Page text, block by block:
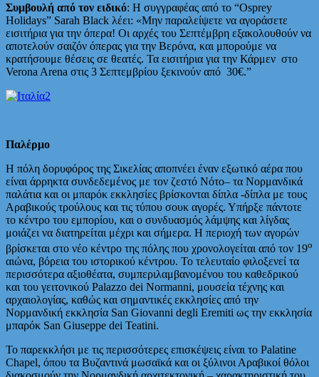
Συμβουλή από τον ειδικό: Η συγγραφέας από το “Osprey
Holidays” Sarah Black λέει: «Μην παραλείψετε να αγοράσετε
εισιτήρια για την όπερα! Οι αρχές του Σεπτέμβρη εξακολουθούν να
αποτελούν σαιζόν όπερας για την Βερόνα, και μπορούμε να
κρατήσουμε θέσεις σε θεατές. Τα εισιτήρια για την Κάρμεν στο
Verona Arena στις 3 Σεπτεμβρίου ξεκινούν από 30€.”
Παλέρμο
Η πόλη δορυφόρος της Σικελίας αποπνέει έναν εξωτικό αέρα που
είναι άρρηκτα συνδεδεμένος με τον ζεστό Νότο– τα Νορμανδικά
παλάτια και οι μπαρόκ εκκλησίες βρίσκονται δίπλα -δίπλα με τους
Αραβικούς τρούλους και τις τύπου σουκ αγορές. Υπήρξε πάντοτε
το κέντρο του εμπορίου, και ο συνδυασμός λάμψης και λίγδας
μοιάζει να διατηρείται μέχρι και σήμερα. Η περιοχή των αγορών
βρίσκεται στο νέο κέντρο της πόλης που χρονολογείται από τον 19ο
αιώνα, βόρεια του ιστορικού κέντρου. Το τελευταίο φιλοξενεί τα
περισσότερα αξιοθέατα, συμπεριλαμβανομένου του καθεδρικού
και του γειτονικού Palazzo dei Normanni, μουσεία τέχνης και
αρχαιολογίας, καθώς και σημαντικές εκκλησίες από την
Νορμανδική εκκλησία San Giovanni degli Eremiti ως την εκκλησία
μπαρόκ San Giuseppe dei Teatini.
Το παρεκκλήσι με τις περισσότερες επισκέψεις είναι το Palatine
Chapel, όπου τα Βυζαντινά μωσαϊκά και οι ξύλινοι Αραβικοί θόλοι